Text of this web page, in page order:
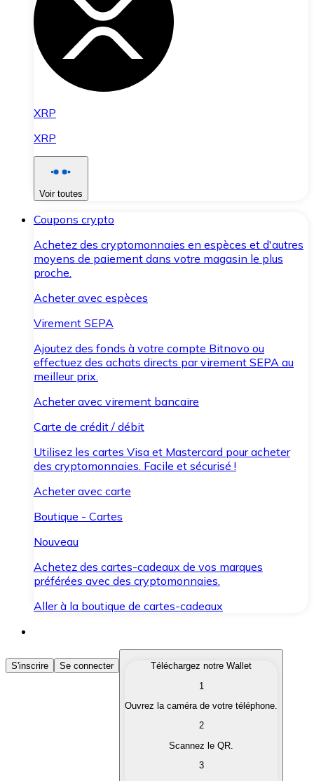
XRP
XRP
Voir toutes
Coupons crypto
Achetez des cryptomonnaies en espèces et d'autres
moyens de paiement dans votre magasin le plus
proche.
Acheter avec espèces
Virement SEPA
Ajoutez des fonds à votre compte Bitnovo ou
effectuez des achats directs par virement SEPA au
meilleur prix.
Acheter avec virement bancaire
Carte de crédit / débit
Utilisez les cartes Visa et Mastercard pour acheter
des cryptomonnaies. Facile et sécurisé !
Acheter avec carte
Boutique - Cartes
Nouveau
Achetez des cartes-cadeaux de vos marques
préférées avec des cryptomonnaies.
Aller à la boutique de cartes-cadeaux
Acheter des Cryptomonnaies
Achetez les cryptomonnaies qui vous intéressent
Convertissez vos cryptomonnaies en monnaie
S'inscrire Se connecter
Téléchargez notre Wallet
1
Ouvrez la caméra de votre téléphone.
2
Scannez le QR.
3